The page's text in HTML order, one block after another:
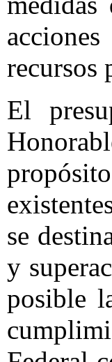
recursos
El
se
y
posible